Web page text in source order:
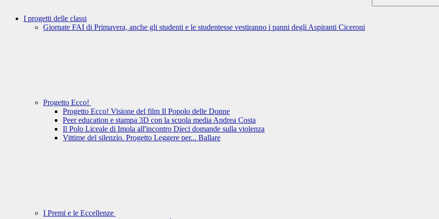
I progetti delle classi
Giornate FAI di Primavera, anche gli studenti e le studentesse vestiranno i panni degli Aspiranti Ciceroni
Progetto Ecco!
Progetto Ecco! Visione del film Il Popolo delle Donne
Peer education e stampa 3D con la scuola media Andrea Costa
Il Polo Liceale di Imola all'incontro Dieci domande sulla violenza
Vittime del silenzio. Progetto Leggere per... Ballare
I Premi e le Eccellenze